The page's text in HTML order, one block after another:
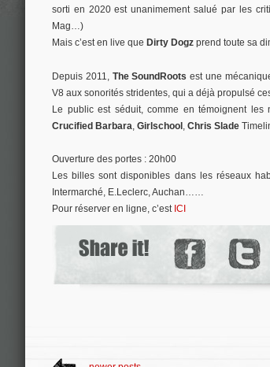
sorti en 2020 est unanimement salué par les
Mag…)
Mais c’est en live que Dirty Dogz prend toute sa
Depuis 2011, The SoundRoots est une
V8 aux sonorités stridentes, qui a déjà propulsé
Le public est séduit, comme en témoignent les
Crucified Barbara Girlschool Chris Slade
Ouverture des portes : 20h00
Les billes sont disponibles dans les réseaux
Intermarché, E.Leclerc, Auchan……
Pour réserver en ligne, c’est ICI